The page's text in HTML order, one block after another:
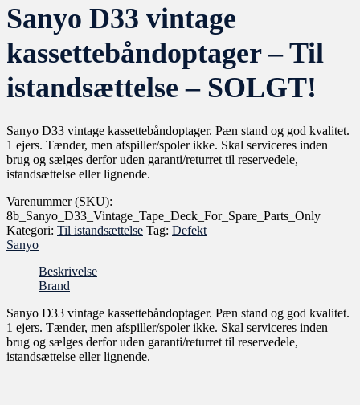
Sanyo D33 vintage
kassettebåndoptager – Til
istandsættelse – SOLGT!
Sanyo D33 vintage kassettebåndoptager. Pæn stand og god kvalitet.
1 ejers. Tænder, men afspiller/spoler ikke. Skal serviceres inden
brug og sælges derfor uden garanti/returret til reservedele,
istandsættelse eller lignende.
Varenummer (SKU):
8b_Sanyo_D33_Vintage_Tape_Deck_For_Spare_Parts_Only
Kategori: Til istandsættelse Tag: Defekt
Sanyo
Beskrivelse
Brand
Sanyo D33 vintage kassettebåndoptager. Pæn stand og god kvalitet.
1 ejers. Tænder, men afspiller/spoler ikke. Skal serviceres inden
brug og sælges derfor uden garanti/returret til reservedele,
istandsættelse eller lignende.